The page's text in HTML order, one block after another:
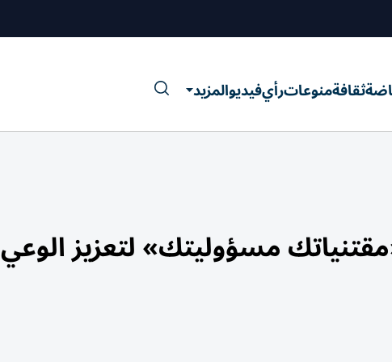
ثقافةمنوعاترأيفيديوالمزيد
مسؤوليتك» لتعزيز الوعي